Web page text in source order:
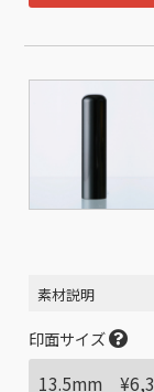
素材説明
印面サイズ